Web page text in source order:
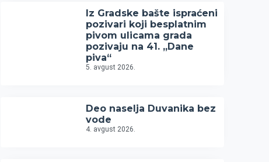
Iz Gradske bašte ispraćeni
pozivari koji besplatnim
pivom ulicama grada
pozivaju na 41. „Dane
piva“
5. avgust 2026.
Deo naselja Duvanika bez
vode
4. avgust 2026.